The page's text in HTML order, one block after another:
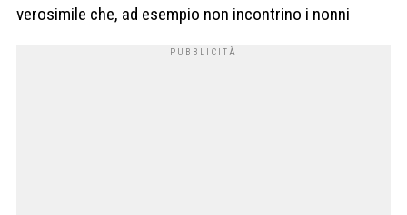
verosimile che, ad esempio non incontrino i nonni